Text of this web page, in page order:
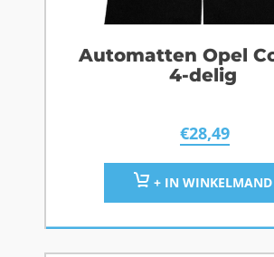
Automatten Opel
4-delig
€28,49
+ IN WINKELMAND